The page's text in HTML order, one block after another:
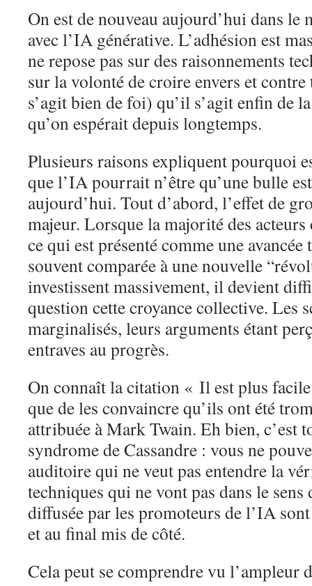
On est de nouveau aujourd’hui dans le
avec l’IA générative. L’adhésion est
ne repose pas sur des raisonnements
sur la volonté de croire envers et
s’agit bien de foi) qu’il s’agit enfin de
qu’on espérait depuis longtemps.
Plusieurs raisons expliquent pourquoi
que l’IA pourrait n’être qu’une bulle
aujourd’hui. Tout d’abord, l’effet de
majeur. Lorsque la majorité des acteurs
ce qui est présenté comme une
souvent comparée à une nouvelle
investissent massivement, il devient
question cette croyance collective. Les
marginalisés, leurs arguments étant
entraves au progrès.
On connaît la citation « Il est plus
que de les convaincre qu’ils ont été
attribuée à Mark Twain. Eh bien, c’est
syndrome de Cassandre : vous ne
auditoire qui ne veut pas entendre la
techniques qui ne vont pas dans le sens
diffusée par les promoteurs de l’IA
et au final mis de côté.
Cela peut se comprendre vu l’ampleur